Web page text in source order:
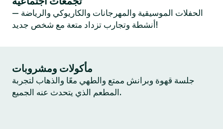
الحفلات الموسيقية والمهرجانات والكاريوكي والرياضة —
أنشطة وتجارب تزداد متعة مع شخص جديد!
مأكولات ومشروبات
جلسة قهوة وبرانش ممتع والطهي معًا والذهاب لتجربة
المطعم الذي يتحدث عنه الجميع.